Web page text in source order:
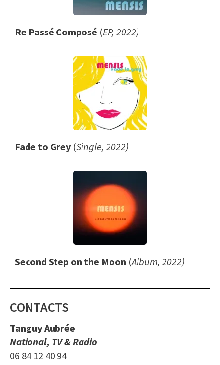
Re Passé Composé (EP, 2022)
Fade to Grey (Single, 2022)
Second Step on the Moon (Album, 2022)
CONTACTS
Tanguy Aubrée
National, TV & Radio
06 84 12 40 94